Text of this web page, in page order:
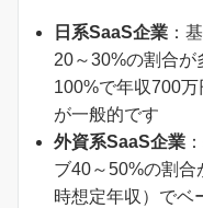
日系SaaS企業 ：
20～30%の割合
100%で年収700
が一般的です
外資系SaaS企業
ブ40～50%の割
時想定年収）でベ